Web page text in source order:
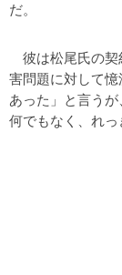
だ。
彼は松尾氏の契
害問題に対して
あった」と言うが
何でもなく、れっ